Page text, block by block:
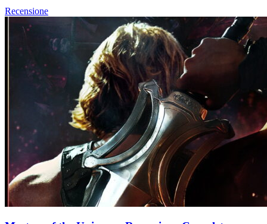
Recensione